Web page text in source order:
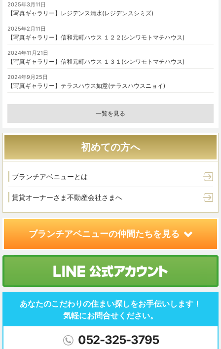
2025年3月11日
【写真ギャラリー】レジデンス清水(レジデンスシミズ)
2025年2月11日
【写真ギャラリー】信和元町ハウス １２２(シンワモトマチハウス)
2024年11月21日
【写真ギャラリー】信和元町ハウス １３１(シンワモトマチハウス)
2024年9月25日
【写真ギャラリー】テラスハウス如意(テラスハウスニョイ)
一覧を見る
初めての方へ
ブランチアベニューとは
賃貸オーナーさま不動産会社さまへ
ブランチアベニューの仲間たちを見る
あなたのこだわりの住まい探しをお手伝いします！
気軽にお問合せください。
052-325-3795